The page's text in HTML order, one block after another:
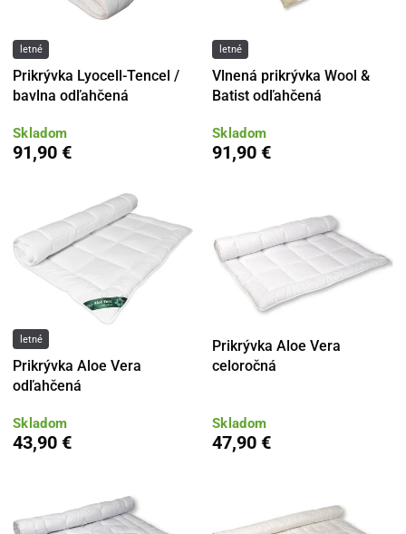
letné
Prikrývka Lyocell-Tencel /
bavlna odľahčená
Skladom
91,90 €
letné
Vlnená prikrývka Wool &
Batist odľahčená
Skladom
91,90 €
letné
Prikrývka Aloe Vera
odľahčená
Skladom
43,90 €
Prikrývka Aloe Vera
celoročná
Skladom
47,90 €